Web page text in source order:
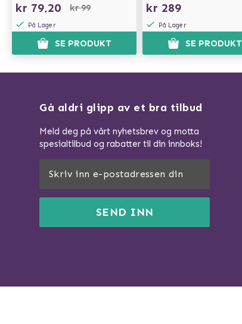
kr 79,20 kr 99
På Lager
SE PRODUKT
kr 289
På Lager
SE PRODUKT
Gå aldri glipp av et bra tilbud
Meld deg på vårt nyhetsbrev og motta
spesialtilbud og rabatter til din innboks!
SEND INN